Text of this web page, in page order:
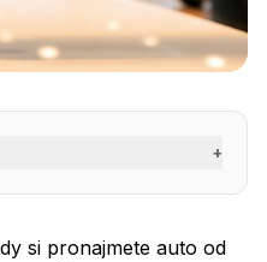
+
si pronajmete auto od